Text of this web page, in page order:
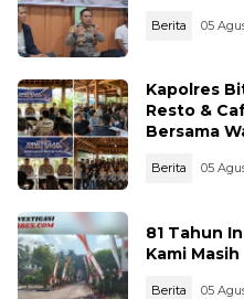
Berita 05
Kapolres
Resto &
Bersama
Berita 05
81 Tahun
Kami
Berita 05